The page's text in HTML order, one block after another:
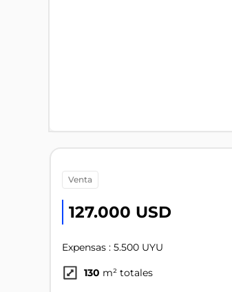
venta
127.000 USD
Expensas : 5.500 UYU
130 m² totales